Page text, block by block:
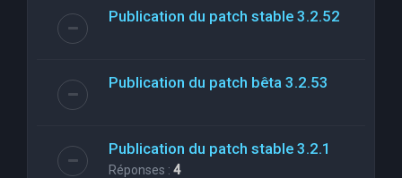
Publication du patch stable 3.2.52
Publication du patch bêta 3.2.53
Publication du patch stable 3.2.1
Réponses : 4